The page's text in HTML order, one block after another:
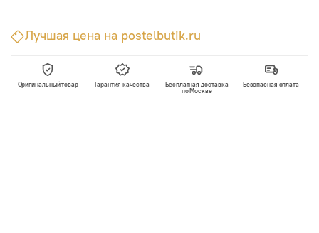
Лучшая цена на postelbutik.ru
Оригинальный товар Гарантия качества
Бесплатная доставка
по Москве
Безопасная оплата